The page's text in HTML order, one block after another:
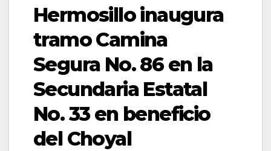
Hermosillo inaugura
tramo Camina
Segura No. 86 en la
Secundaria Estatal
No. 33 en beneficio
del Choyal